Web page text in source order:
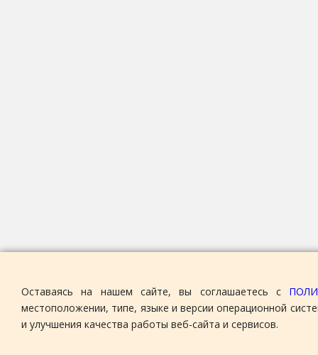
Оставаясь на нашем сайте, вы соглашаетесь с
местоположении, типе, языке и версии операционной
и улучшения качества работы веб-сайта и сервисов.